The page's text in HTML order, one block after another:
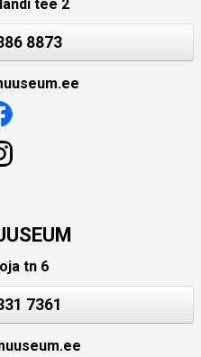
tee 2
8873
tn 6
7361